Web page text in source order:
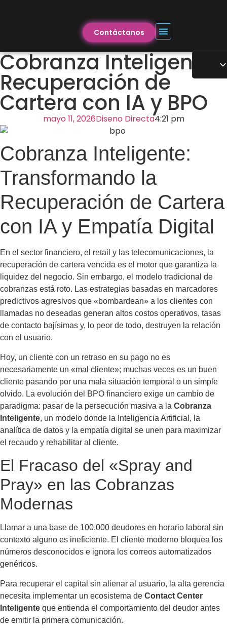
Contáctanos
Cobranza Inteligente:
Recuperación de
Cartera con IA y BPO
mayo 11, 2026Diseno Directa4:21 pm
Cobranza Inteligente:
Transformando la
Recuperación de Cartera
con IA y Empatía Digital
En el sector financiero, el retail y las telecomunicaciones, la
recuperación de cartera vencida es el motor que garantiza la
liquidez del negocio. Sin embargo, el modelo tradicional de
cobranzas está roto. Las estrategias basadas en marcadores
predictivos agresivos que «bombardean» a los clientes con
llamadas no deseadas generan altos costos operativos, tasas
de contacto bajísimas y, lo peor de todo, destruyen la relación
con el usuario.
Hoy, un cliente con un retraso en su pago no es
necesariamente un «mal cliente»; muchas veces es un buen
cliente pasando por una mala situación temporal o un simple
olvido. La evolución del BPO financiero exige un cambio de
paradigma: pasar de la persecución masiva a la Cobranza
Inteligente, un modelo donde la Inteligencia Artificial, la
analítica de datos y la empatía digital se unen para maximizar
el recaudo y rehabilitar al cliente.
El Fracaso del «Spray and
Pray» en las Cobranzas
Modernas
Llamar a una base de 100,000 deudores en horario laboral sin
contexto alguno es ineficiente. El cliente moderno bloquea los
números desconocidos e ignora los correos automatizados
genéricos.
Para recuperar el capital sin alienar al usuario, la alta gerencia
necesita implementar un ecosistema de Contact Center
Inteligente que entienda el comportamiento del deudor antes
de emitir la primera comunicación.